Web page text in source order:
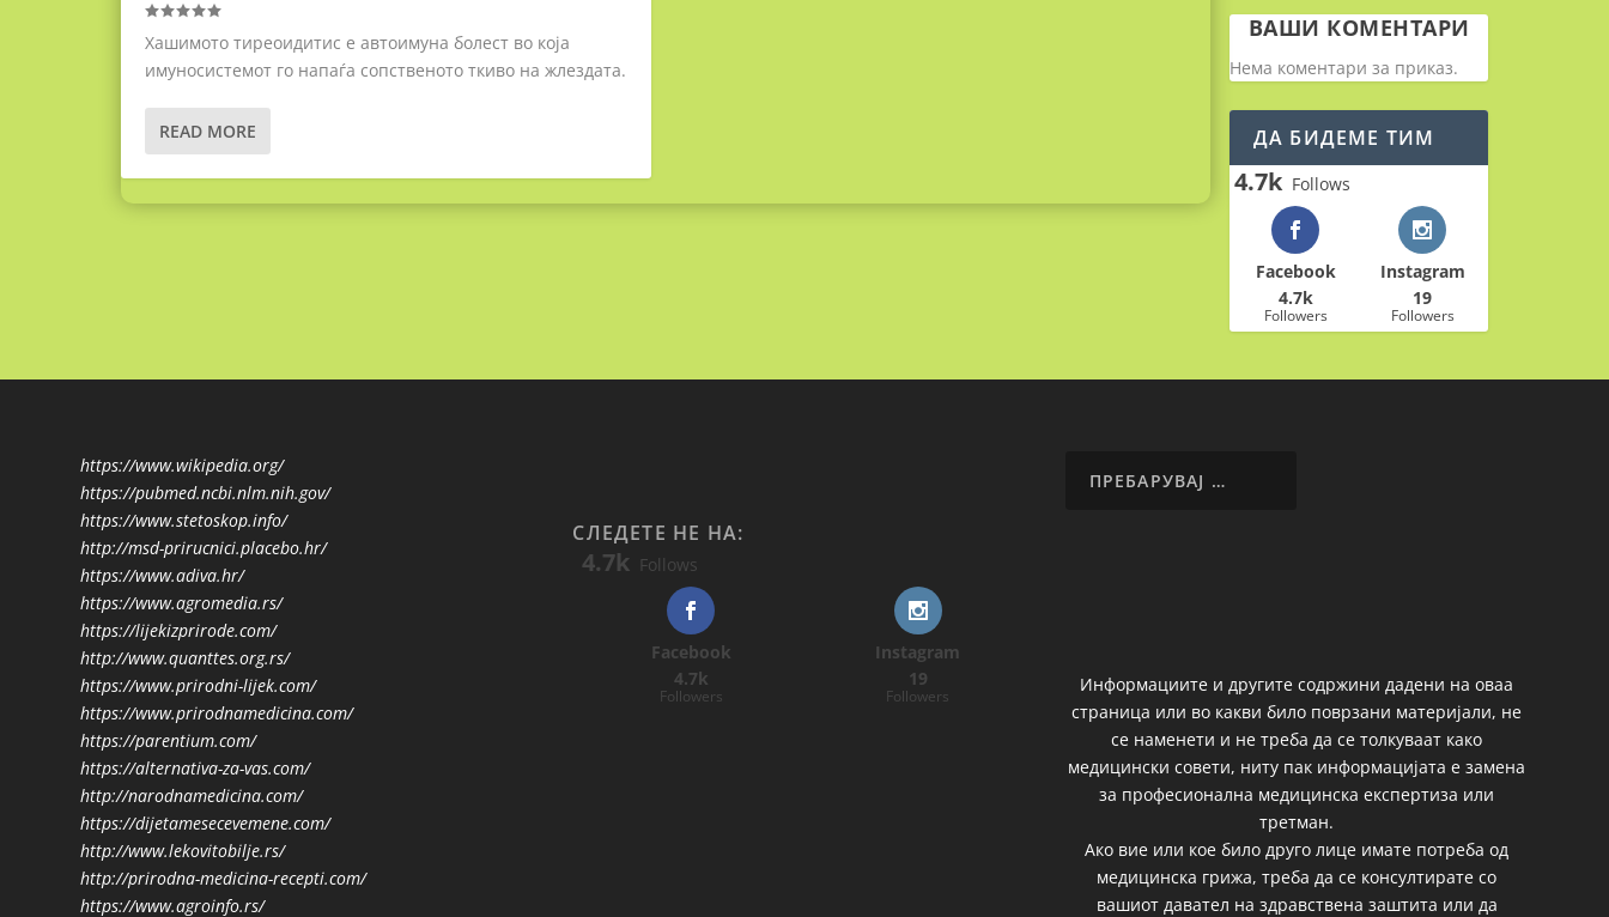
Хашимото тиреоидитис е автоимуна болест во која
имуносистемот го напаѓа сопственото ткиво на жлездата.
READ MORE
ВАШИ КОМЕНТАРИ
Нема коментари за приказ.
ДА БИДЕМЕ ТИМ
4.7k Follows
Facebook
4.7k
Followers
Instagram
19
Followers
https://www.wikipedia.org/
https://pubmed.ncbi.nlm.nih.gov/
https://www.stetoskop.info/
http://msd-prirucnici.placebo.hr/
https://www.adiva.hr/
https://www.agromedia.rs/
https://lijekizprirode.com/
http://www.quanttes.org.rs/
https://www.prirodni-lijek.com/
https://www.prirodnamedicina.com/
https://parentium.com/
https://alternativa-za-vas.com/
http://narodnamedicina.com/
https://dijetamesecevemene.com/
http://www.lekovitobilje.rs/
http://prirodna-medicina-recepti.com/
https://www.agroinfo.rs/
СЛЕДЕТЕ НЕ НА:
4.7k Follows
Facebook
4.7k
Followers
Instagram
19
Followers
Информациите и другите содржини дадени на оваа
страница или во какви било поврзани материјали, не
се наменети и не треба да се толкуваат како
медицински совети, ниту пак информацијата е замена
за професионална медицинска експертиза или
третман.
Ако вие или кое било друго лице имате потреба од
медицинска грижа, треба да се консултирате со
вашиот давател на здравствена заштита или да